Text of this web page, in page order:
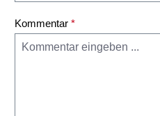
Kommentar *